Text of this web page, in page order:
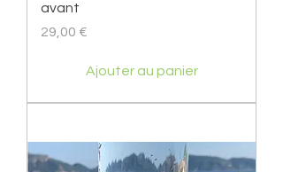
avant
Prix
29,00 €
Ajouter au panier